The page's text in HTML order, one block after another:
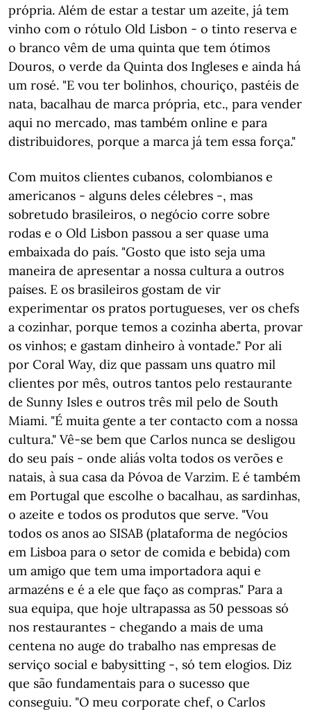
própria. Além de estar a testar um azeite, já tem
vinho com o rótulo Old Lisbon - o tinto reserva e
o branco vêm de uma quinta que tem ótimos
Douros, o verde da Quinta dos Ingleses e ainda há
um rosé. "E vou ter bolinhos, chouriço, pastéis de
nata, bacalhau de marca própria, etc., para vender
aqui no mercado, mas também online e para
distribuidores, porque a marca já tem essa força."
Com muitos clientes cubanos, colombianos e
americanos - alguns deles célebres -, mas
sobretudo brasileiros, o negócio corre sobre
rodas e o Old Lisbon passou a ser quase uma
embaixada do país. "Gosto que isto seja uma
maneira de apresentar a nossa cultura a outros
países. E os brasileiros gostam de vir
experimentar os pratos portugueses, ver os chefs
a cozinhar, porque temos a cozinha aberta, provar
os vinhos; e gastam dinheiro à vontade." Por ali
por Coral Way, diz que passam uns quatro mil
clientes por mês, outros tantos pelo restaurante
de Sunny Isles e outros três mil pelo de South
Miami. "É muita gente a ter contacto com a nossa
cultura." Vê-se bem que Carlos nunca se desligou
do seu país - onde aliás volta todos os verões e
natais, à sua casa da Póvoa de Varzim. E é também
em Portugal que escolhe o bacalhau, as sardinhas,
o azeite e todos os produtos que serve. "Vou
todos os anos ao SISAB (plataforma de negócios
em Lisboa para o setor de comida e bebida) com
um amigo que tem uma importadora aqui e
armazéns e é a ele que faço as compras." Para a
sua equipa, que hoje ultrapassa as 50 pessoas só
nos restaurantes - chegando a mais de uma
centena no auge do trabalho nas empresas de
serviço social e babysitting -, só tem elogios. Diz
que são fundamentais para o sucesso que
conseguiu. "O meu corporate chef, o Carlos